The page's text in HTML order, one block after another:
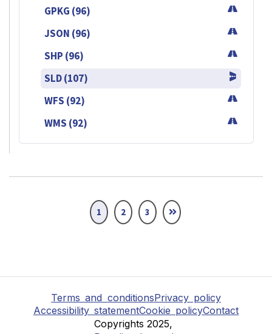
GPKG (96)
JSON (96)
SHP (96)
SLD (107)
WFS (92)
WMS (92)
1 2 3
Terms and conditionsPrivacy policy
Accessibility statementCookie policyContact
Copyrights 2025,